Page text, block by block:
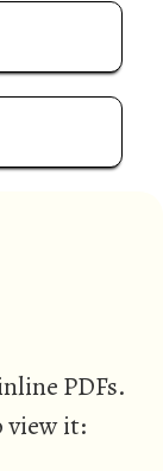
PDFs.
view it: